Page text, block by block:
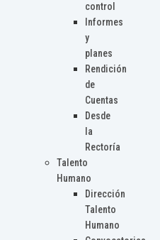
control
Informes
y
planes
Rendición
de
Cuentas
Desde
la
Rectoría
Talento
Humano
Dirección
Talento
Humano